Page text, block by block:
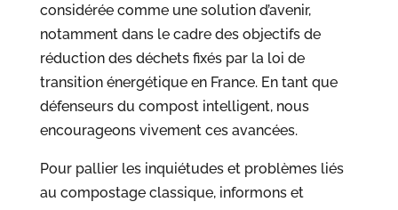
considérée comme une solution d’avenir,
notamment dans le cadre des objectifs de
réduction des déchets fixés par la loi de
transition énergétique en France. En tant que
défenseurs du compost intelligent, nous
encourageons vivement ces avancées.
Pour pallier les inquiétudes et problèmes liés
au compostage classique, informons et